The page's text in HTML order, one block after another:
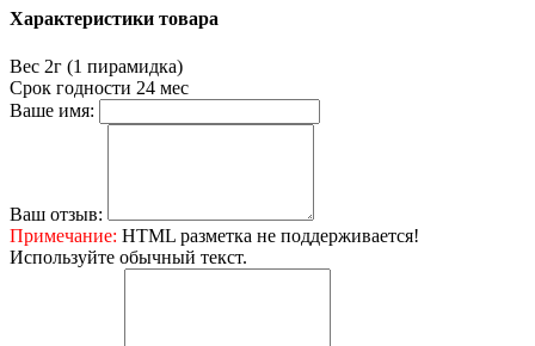
Характеристики товара
Вес 2г (1 пирамидка)
Срок годности 24 мес
Ваше имя:
Ваш отзыв:
Примечание: HTML разметка не поддерживается!
Используйте обычный текст.